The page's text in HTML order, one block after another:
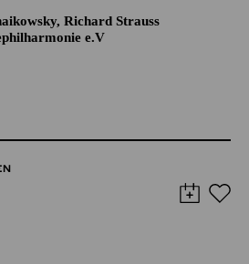
Richard Strauss
e.V